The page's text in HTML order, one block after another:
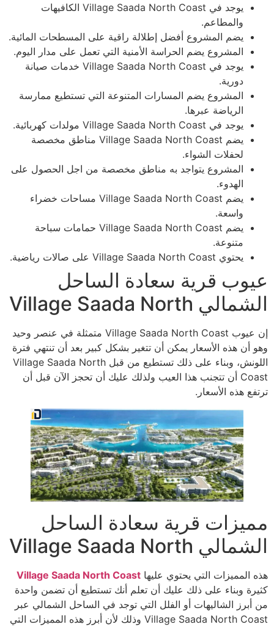
يوجد في Village Saada North Coast الكافيهات
والمطاعم.
يضم المشروع أفضل إطلالة راقية على المسطحات المائية.
المشروع يضم الحراسة الأمنية التي تعمل على مدار اليوم.
يوجد في Village Saada North Coast خدمات صيانة
دورية.
المشروع يضم المسارات المتنوعة التي تستطيع ممارسة
الرياضة عبرها.
يوجد في Village Saada North Coast مولدات كهربائية.
يضم Village Saada North Coast مناطق مخصصة
لحفلات الشواء.
المشروع يتواجد به مناطق مخصصة من اجل الحصول على
الهدوء.
يضم Village Saada North Coast مساحات خضراء
واسعة.
يضم Village Saada North Coast حمامات سباحة
متنوعة.
يحتوي Village Saada North Coast على صالات رياضية.
عيوب قرية سعادة الساحل
الشمالي Village Saada North
إن عيوب Village Saada North Coast متمثلة في عنصر وحيد
وهو أن هذه الأسعار يمكن أن تتغير بشكل كبير بعد أن تنتهي فترة
اللونش، وبناء على ذلك تستطيع من قبل Village Saada North
Coast أن تتجنب هذا العيب ولذلك عليك أن تحجز الآن قبل أن
ترتفع هذه الأسعار.
مميزات قرية سعادة الساحل
الشمالي Village Saada North
هذه المميزات التي يحتوي عليها Village Saada North Coast
كثيرة وبناء على ذلك عليك أن تعلم أنك تستطيع أن تضمن واحدة
من أبرز الشاليهات أو الفلل التي توجد في الساحل الشمالي عبر
Village Saada North Coast وذلك لأن أبرز هذه المميزات التي